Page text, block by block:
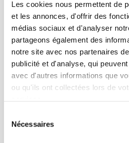
Les cookies nous permettent de
et les annonces, d'offrir des
médias sociaux et d'analyser
partageons également des
notre site avec nos partenaires
publicité et d'analyse, qui
avec d'autres informations que
ou qu'ils ont collectées lors de
Nécessaires
laquelle il peut
téléphone portable
entreprises identifiées et
Découvrir
d'avocats